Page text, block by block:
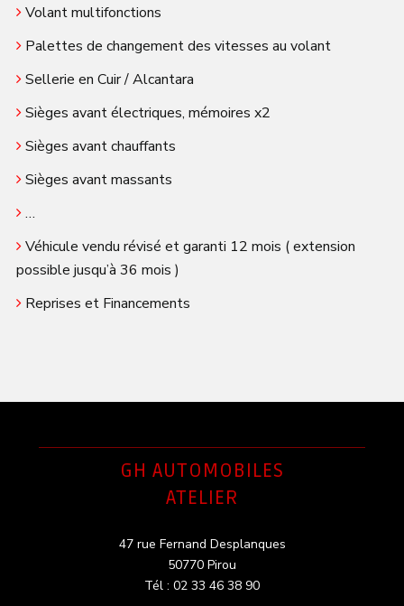
Volant multifonctions
Palettes de changement des vitesses au volant
Sellerie en Cuir / Alcantara
Sièges avant électriques, mémoires x2
Sièges avant chauffants
Sièges avant massants
…
Véhicule vendu révisé et garanti 12 mois ( extension
possible jusqu’à 36 mois )
Reprises et Financements
GH AUTOMOBILES
ATELIER
47 rue Fernand Desplanques
50770 Pirou
Tél : 02 33 46 38 90